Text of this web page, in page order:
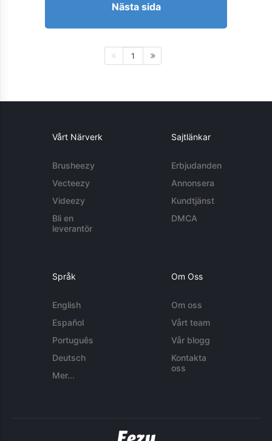
Nästa sida
1
Vårt Närverk
Brusheezy
Vecteezy
Videezy
Bli en
leverantör
Sajtlänkar
Erbjudanden
Annonsera
Kundtjänst
DMCA
Språk
English
Español
Português
Deutsch
Mer...
Om Oss
Om oss
Vårt team
Vår blogg
Kontakta
oss